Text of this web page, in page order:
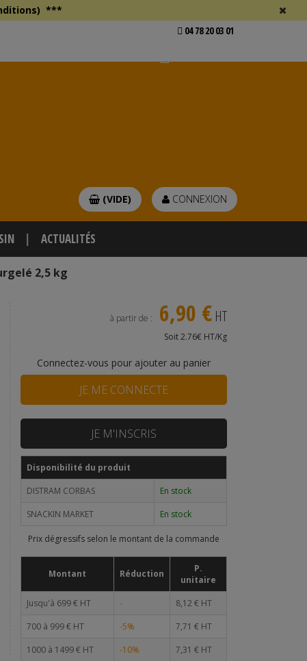
***
04 78 20 03 01
CONNEXION
(VIDE)
ACTUALITÉS
2,5 kg
à partir de : 6,90 € HT
Soit 2.76€ HT/Kg
Connectez-vous pour ajouter au panier
JE ME CONNECTE
JE M'INSCRIS
Disponibilité du produit
DISTRAM CORBAS
En stock
SNACKIN MARKET
En stock
Prix dégressifs selon le montant de la commande
Montant Réduction
P.
unitaire
Jusqu'à 699 € HT
-
8,12 € HT
700 à 999 € HT
-5%
7,71 € HT
1000 à 1499 € HT
-10%
7,31 € HT